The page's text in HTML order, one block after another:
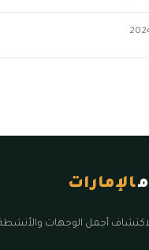
الإمارات
أجمل الوجهات والأنشطة